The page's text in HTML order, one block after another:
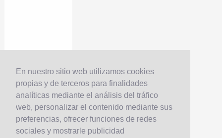
En nuestro sitio web utilizamos cookies
propias y de terceros para finalidades
analíticas mediante el análisis del tráfico
web, personalizar el contenido mediante sus
preferencias, ofrecer funciones de redes
sociales y mostrarle publicidad